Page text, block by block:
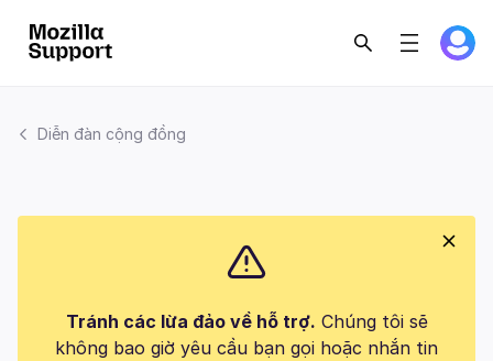
Diễn đàn cộng đồng
Tránh các lừa đảo về hỗ trợ. Chúng tôi sẽ
không bao giờ yêu cầu bạn gọi hoặc nhắn tin